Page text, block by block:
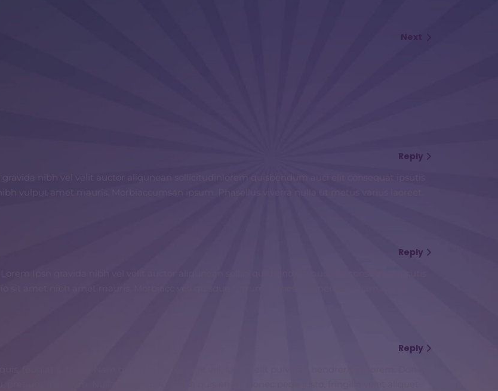
Next
Reply
nibh vel velit auctor aliqunean sollicitudinlorem quisbendum auci elit consequat ipsutis
vulput amet mauris. Morbiaccumsan ipsum. Phasellus viverra nulla ut metus varius laoreet.
Reply
Ipsn gravida nibh vel velit auctor aliqunean sollici quisbendum auci elit consequat ipsutis
Reply
feugiat a, tellus. Nam quam nunc, blandit vel, luctus elit pulvinar, hendrerit id, lorem. Donec
pretium quis, sem. Nulla consequat massa quis enim. Donec pede justo, fringilla velet aliquet